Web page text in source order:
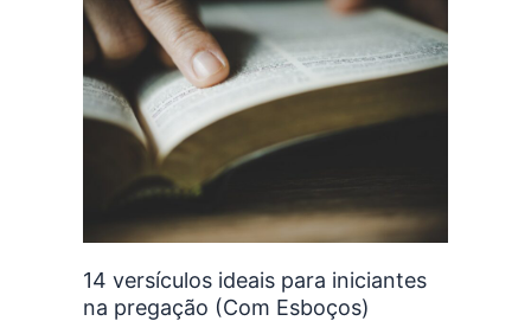
14 versículos ideais para iniciantes
na pregação (Com Esboços)